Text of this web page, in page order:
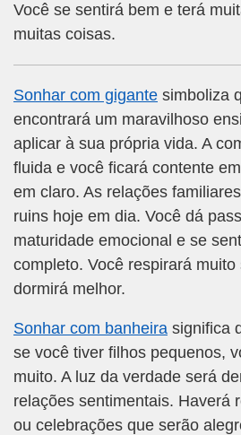
Você se sentirá bem e terá
muitas coisas.
Sonhar com gigante simboliza
encontrará um maravilhoso
aplicar à sua própria vida. A
fluida e você ficará contente
em claro. As relações
ruins hoje em dia. Você dá
maturidade emocional e se
completo. Você respirará
dormirá melhor.
Sonhar com banheira significa
se você tiver filhos pequenos,
muito. A luz da verdade será
relações sentimentais. Haverá
ou celebrações que serão